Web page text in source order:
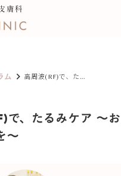
ム keyboard_arrow_right高周波(RF)で、た...
で、たるみケア ～
～
膚科